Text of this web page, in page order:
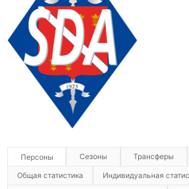
Персоны Сезоны Трансферы
Общая статистика Индивидуальная